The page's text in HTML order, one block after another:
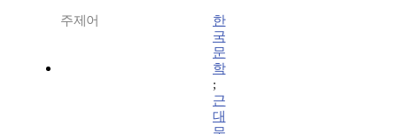
주제어
한
국
문
학
;
근
대